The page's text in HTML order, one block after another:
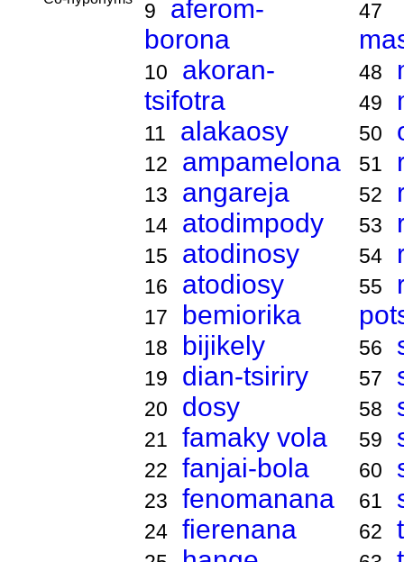
9
aferom-
borona
10
akoran-
tsifotra
11 alakaosy
12 ampamelona
13 angareja
14 atodimpody
15 atodinosy
16 atodiosy
17 bemiorika
18 bijikely
19 dian-tsiriry
20 dosy
21 famaky vola
22 fanjai-bola
23 fenomanana
24 fierenana
47
48
49
50
51
52
53
54
55
56
57
58
59
60
61
62